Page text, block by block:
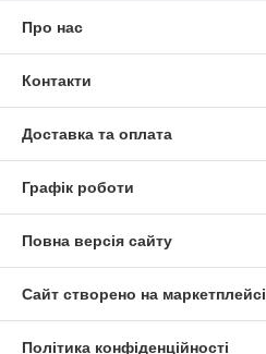
Про нас
Контакти
Доставка та оплата
Графік роботи
Повна версія сайту
Сайт створено на маркетплейсі
Політика конфіденційності